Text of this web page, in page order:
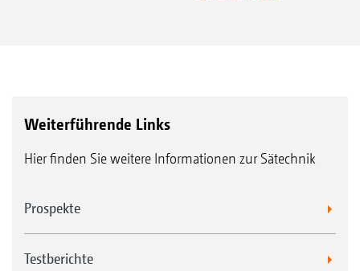
Weiterführende Links
Hier finden Sie weitere Informationen zur Sätechnik
Prospekte
Testberichte